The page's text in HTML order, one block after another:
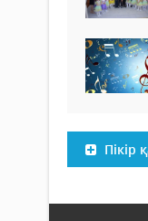
Пікір